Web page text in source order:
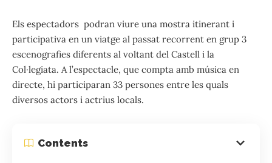
Els espectadors podran viure una mostra itinerant i
participativa en un viatge al passat recorrent en grup 3
escenografies diferents al voltant del Castell i la
Col·legiata. A l’espectacle, que compta amb música en
directe, hi participaran 33 persones entre les quals
diversos actors i actrius locals.
Contents